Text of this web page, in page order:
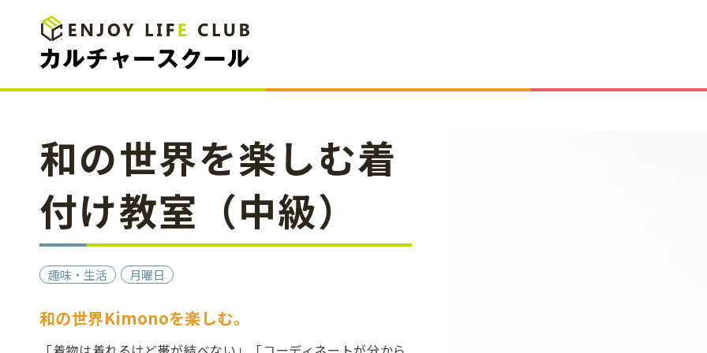
和の世界を楽しむ着
付け教室（中級）
趣味・生活 月曜日
和の世界Kimonoを楽しむ。